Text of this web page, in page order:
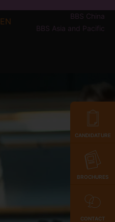
EN
BBS China
BBS Asia and Pacific
CANDIDATURE
BROCHURES
CONTACT